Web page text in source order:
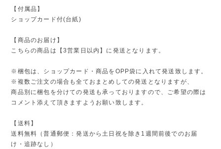
【付属品】
ショップカード付(台紙)
【商品のお届け】
こちらの商品は【3営業日以内】に発送となります。
※梱包は、ショップカード・商品をOPP袋に入れて発送致します。
※複数ご注文の場合も全ておまとめしての発送となりますが、
商品別に梱包を分けての発送も承っておりますので、ご希望の際は
コメント添えて頂きますようお願い致します。
【送料】
送料無料（普通郵便：発送から土日祝を除き1週間前後でのお届
け・追跡なし）